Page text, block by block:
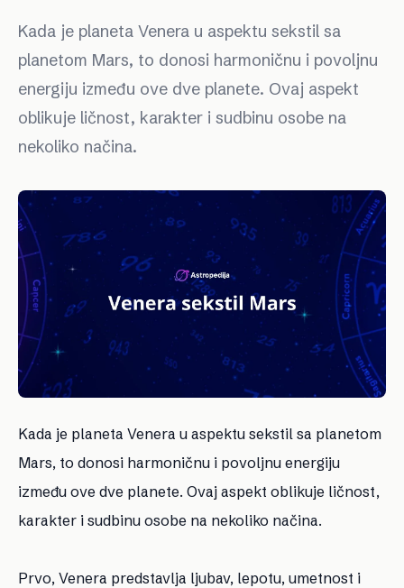
Kada je planeta Venera u aspektu sekstil sa
planetom Mars, to donosi harmoničnu i povoljnu
energiju između ove dve planete. Ovaj aspekt
oblikuje ličnost, karakter i sudbinu osobe na
nekoliko načina.
Kada je planeta Venera u aspektu sekstil sa planetom
Mars, to donosi harmoničnu i povoljnu energiju
između ove dve planete. Ovaj aspekt oblikuje ličnost,
karakter i sudbinu osobe na nekoliko načina.
Prvo, Venera predstavlja ljubav, lepotu, umetnost i